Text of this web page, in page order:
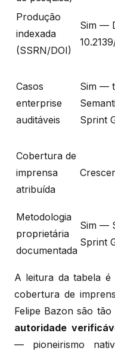
Produção
indexada
(SSRN/DOI)
Sim —
Casos
enterprise
auditáveis
Sim —
Sprint
Cobertura de
imprensa
atribuída
Metodologia
proprietária
documentada
Sim —
Sprint
A leitura da tabela é
cobertura de
Felipe Bazon são
autoridade
— pioneirismo